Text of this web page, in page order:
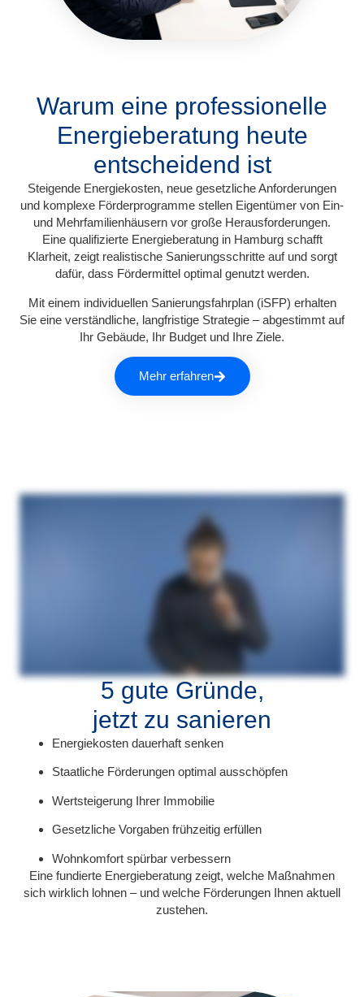
Warum eine professionelle
Energieberatung heute
entscheidend ist
Steigende Energiekosten, neue gesetzliche Anforderungen
und komplexe Förderprogramme stellen Eigentümer von Ein-
und Mehrfamilienhäusern vor große Herausforderungen.
Eine qualifizierte Energieberatung in Hamburgschafft
Klarheit, zeigt realistische Sanierungsschritte auf und sorgt
dafür, dass Fördermittel optimal genutzt werden.
Mit einem individuellen Sanierungsfahrplan (iSFP) erhalten
Sie eine verständliche, langfristige Strategie – abgestimmt auf
Ihr Gebäude, Ihr Budget und Ihre Ziele.
Mehr erfahren
5 gute Gründe,
jetzt zu sanieren
Energiekosten dauerhaft senken
Staatliche Förderungen optimal ausschöpfen
Wertsteigerung Ihrer Immobilie
Gesetzliche Vorgaben frühzeitig erfüllen
Wohnkomfort spürbar verbessern
Eine fundierte Energieberatung zeigt, welche Maßnahmen
sich wirklich lohnen – und welche Förderungen Ihnen aktuell
zustehen.